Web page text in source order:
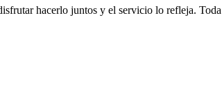
hacerlo juntos y el servicio lo refleja.